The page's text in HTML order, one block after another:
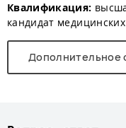
Квалификация:
кандидат
Дополнительное